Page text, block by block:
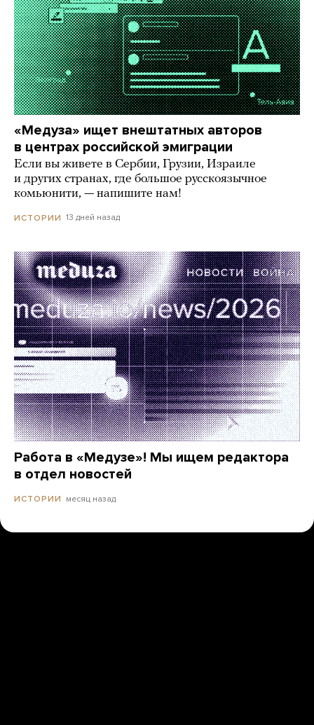
«Медуза» ищет внештатных авторов
в центрах российской эмиграции
Если вы живете в Сербии, Грузии, Израиле
и других странах, где большое русскоязычное
комьюнити, — напишите нам!
ИСТОРИИ 13 дней назад
Работа в «Медузе»! Мы ищем редактора
в отдел новостей
ИСТОРИИ месяц назад